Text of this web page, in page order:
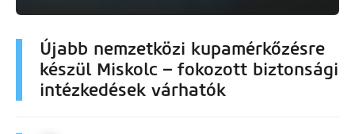
Újabb nemzetközi kupamérkőzésre
készül Miskolc – fokozott biztonsági
intézkedések várhatók